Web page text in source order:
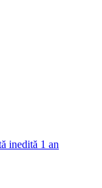
inedită 1 an